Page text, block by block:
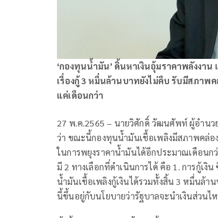
‘กองทุนน้ำมัน’ ดิ้นหาเงินอุ้มราคาพลังงาน
เรื่องกู้ 3 หมื่นล้านบาทยังไม่คืบ รับมีสภาพ
แค่เดือนกว่า
27 พ.ค.2565 – นายวิศักดิ์ วัฒนศัพท์ ผู้อำนว
ว่า ขณะนี้กองทุนน้ำมันเชื้อเพลิงมีสภาพคล่อ
ในการพยุงราคาน้ำมันได้อีกประมาณเดือน
มี 2 ทางเลือกที่ดำเนินการได้ คือ 1. การกู้เ
น้ำมันเชื้อเพลิงกู้เงินได้รวมทั้งสิ้น 3 หมื่นล้า
นี้ขึ้นอยู่กับนโยบายว่ารัฐบาลจะนำเงินส่วนไ